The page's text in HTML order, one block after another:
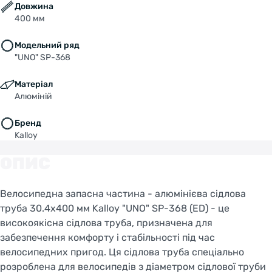
Довжина
400 мм
Модельний ряд
"UNO" SP-368
Матеріал
Алюміній
Бренд
Kalloy
Велосипедна запасна частина - алюмінієва сідлова
труба 30.4x400 мм Kalloy "UNO" SP-368 (ED) - це
високоякісна сідлова труба, призначена для
забезпечення комфорту і стабільності під час
велосипедних пригод. Ця сідлова труба спеціально
розроблена для велосипедів з діаметром сідлової труби